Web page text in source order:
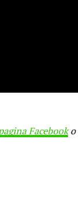
Facebooko